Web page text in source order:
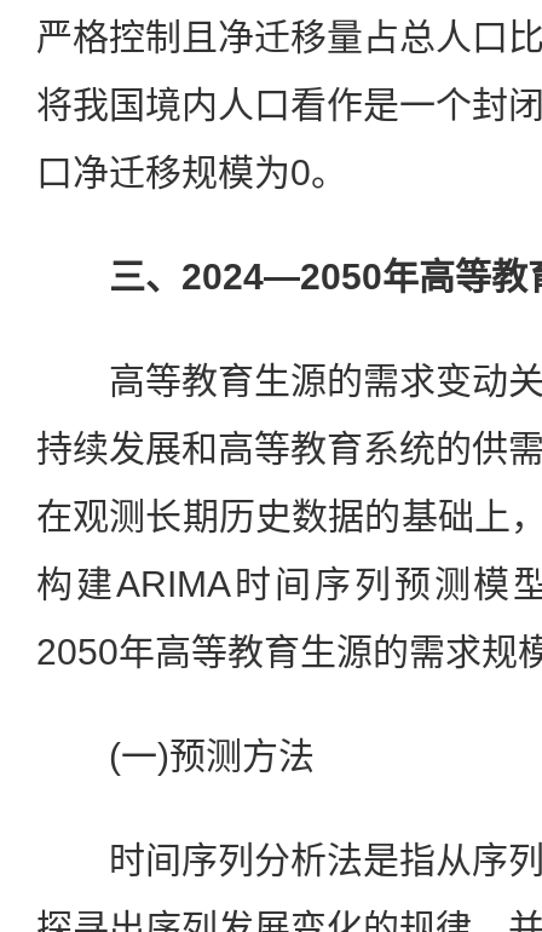
严格控制且净迁移量占总人口
将我国境内人口看作是一个封
口净迁移规模为0。
三、2024—2050年高等教
高等教育生源的需求变动关
持续发展和高等教育系统的供
在观测长期历史数据的基础上
构建ARIMA时间序列预测模
2050年高等教育生源的需求规
(一)预测方法
时间序列分析法是指从序列